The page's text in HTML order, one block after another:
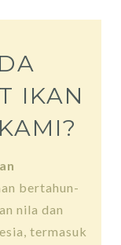
IKAN
bertahun-
nila dan
termasuk